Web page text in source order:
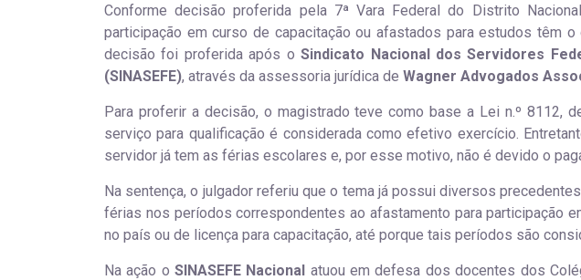
Conforme decisão proferida pela 7ª Vara Federal do Distrito
participação em curso de capacitação ou afastados para estudos têm
decisão foi proferida após oSindicato Nacional dos Servidores
(SINASEFE), através da assessoria jurídica de Wagner Advogados
Para proferir a decisão, o magistrado teve como base a Lei n.º 8112,
serviço para qualificação é considerada como efetivo exercício.
servidor já tem as férias escolares e, por esse motivo, não é devido o
Na sentença, o julgador referiu que o tema já possui diversos
férias nos períodos correspondentes ao afastamento para participação
no país ou de licença para capacitação, até porque tais períodos são
Na ação oSINASEFE Nacional atuou em defesa dos docentes dos